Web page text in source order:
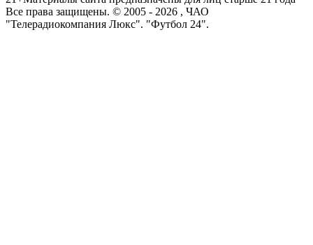
Все права защищены. © 2005 - 2026 , ЧАО
"Телерадиокомпания Люкс". "Футбол 24".